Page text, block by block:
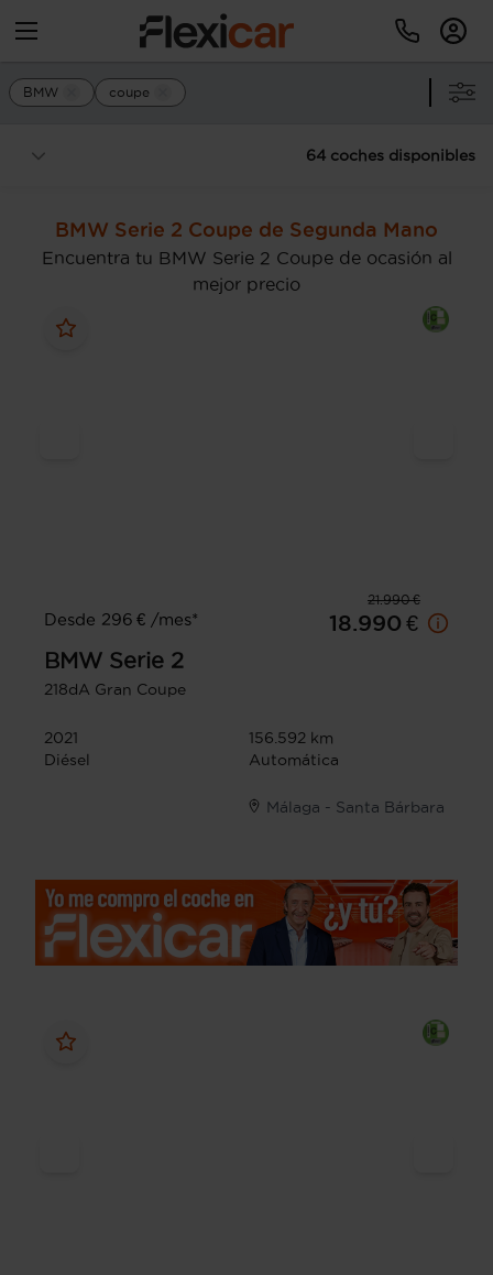
BMW coupe
64 coches disponibles
BMW Serie 2 Coupe de Segunda Mano
Encuentra tu BMW Serie 2 Coupe de ocasión al
mejor precio
21.990 €
Desde 296 € /mes*
18.990 €
BMW Serie 2
218dA Gran Coupe
2021
156.592 km
Diésel
Automática
Málaga - Santa Bárbara